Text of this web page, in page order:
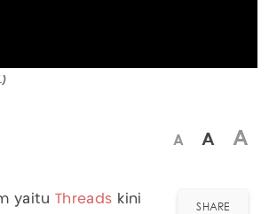
A A A
yaitu Threads kini
SHARE